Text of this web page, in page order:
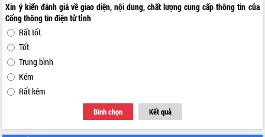
Xin ý kiến đánh giá về giao diện, nội dung, chất lượng cung cấp thông tin của
Cổng thông tin điện tử tỉnh
Rất tốt
Tốt
Trung bình
Kém
Rất kém
Bình chọn Kết quả